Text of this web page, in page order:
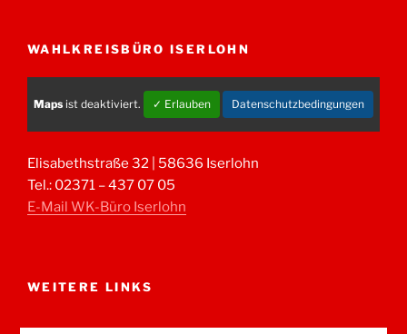
WAHLKREISBÜRO ISERLOHN
Maps ist deaktiviert. ✓ Erlauben Datenschutzbedingungen
Elisabethstraße 32 | 58636 Iserlohn
Tel.: 02371 – 437 07 05
E-Mail WK-Büro Iserlohn
WEITERE LINKS